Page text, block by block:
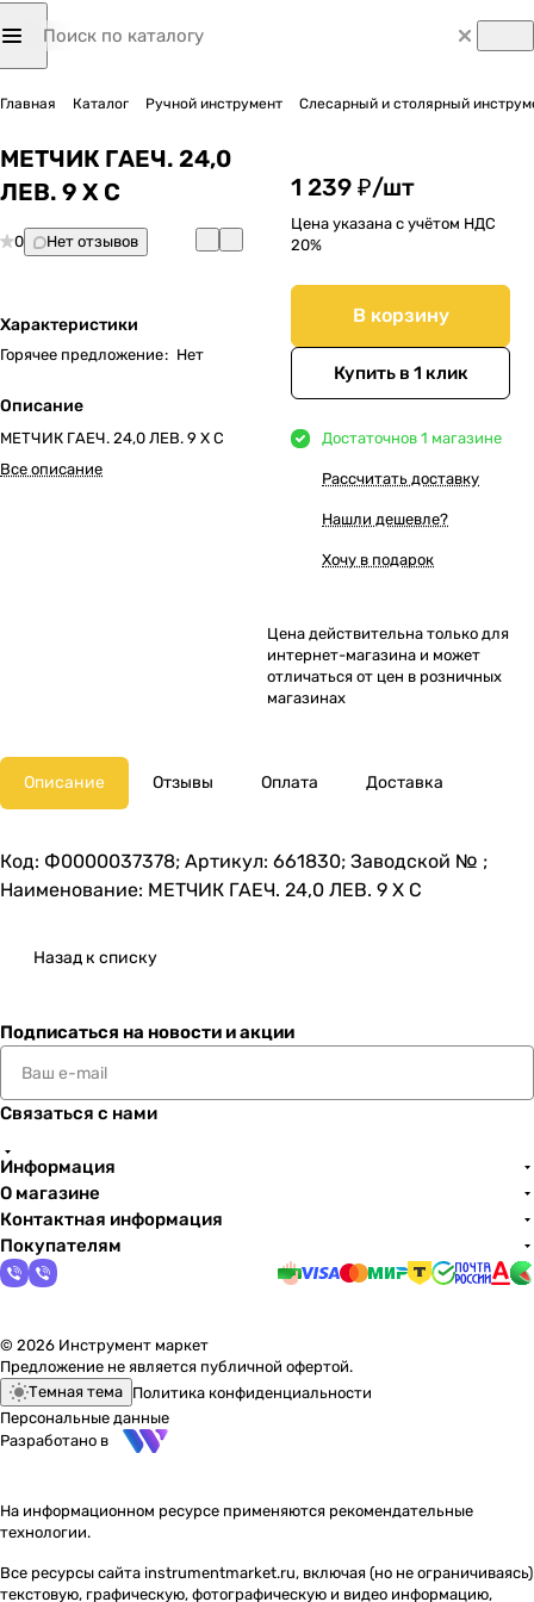
Главная Каталог Ручной инструмент Слесарный и столярный
МЕТЧИК ГАЕЧ. 24,0
ЛЕВ. 9 Х С
0 Нет отзывов
Характеристики
Горячее предложение: Нет
Описание
МЕТЧИК ГАЕЧ. 24,0 ЛЕВ. 9 Х С
Все описание
1 239 ₽/шт
Цена указана с учётом НДС
20%
В корзину
Купить в 1 клик
Достаточнов 1 магазине
Рассчитать доставку
Нашли дешевле?
Хочу в подарок
Цена действительна только для
интернет-магазина и может
отличаться от цен в розничных
магазинах
Описание Отзывы Оплата Доставка
Код: Ф0000037378; Артикул: 661830; Заводской № ;
Наименование: МЕТЧИК ГАЕЧ. 24,0 ЛЕВ. 9 Х С
Назад к списку
Подписаться на новости и акции
Связаться с нами
Информация
О магазине
Контактная информация
Покупателям
© 2026 Инструмент маркет
Предложение не является публичной офертой.
Темная тема Политика конфиденциальности
Персональные данные
Разработано в
На информационном ресурсе применяются рекомендательные
технологии.
Все ресурсы сайта instrumentmarket.ru, включая (но не ограничиваясь)
текстовую, графическую, фотографическую и видео информацию,